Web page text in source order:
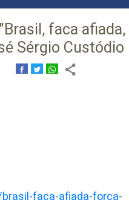
faca afiada,
Sérgio Custódio
faca-afiada-forca-